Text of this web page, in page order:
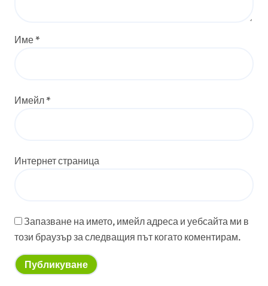
Име *
Имейл *
Интернет страница
Запазване на името, имейл адреса и уебсайта ми в
този браузър за следващия път когато коментирам.